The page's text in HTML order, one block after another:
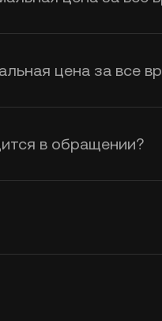
. цена за все
в обращении?